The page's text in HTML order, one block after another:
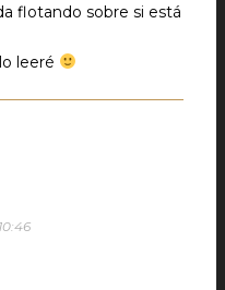
flotando sobre si está
leeré